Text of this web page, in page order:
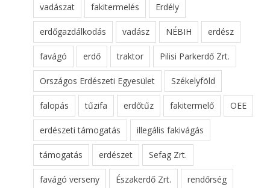
vadászat fakitermelés Erdély
erdőgazdálkodás vadász NÉBIH erdész
favágó erdő traktor Pilisi Parkerdő Zrt.
Országos Erdészeti Egyesület Székelyföld
falopás tűzifa erdőtűz fakitermelő OEE
erdészeti támogatás illegális fakivágás
támogatás erdészet Sefag Zrt.
favágó verseny Északerdő Zrt. rendőrség